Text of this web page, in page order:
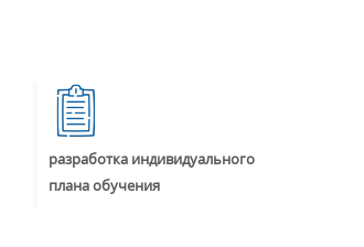
разработка индивидуального
плана обучения